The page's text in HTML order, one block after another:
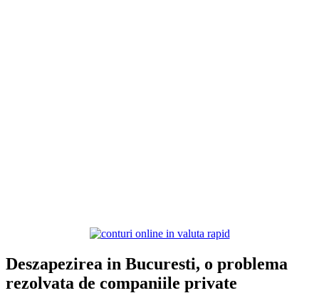
Deszapezirea in Bucuresti, o problema
rezolvata de companiile private